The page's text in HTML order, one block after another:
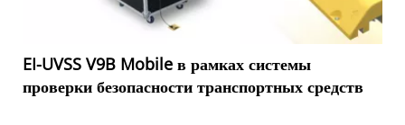
EI-UVSS V9B Mobile в рамках системы
проверки безопасности транспортных средств